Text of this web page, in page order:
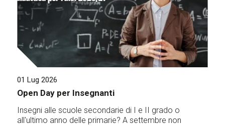
01 Lug 2026
Open Day per Insegnanti
Insegni alle scuole secondarie di I e II grado o
all'ultimo anno delle primarie? A settembre non